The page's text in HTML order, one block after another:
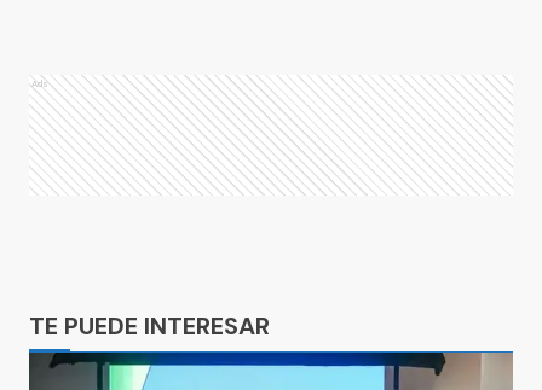
Ads
TE PUEDE INTERESAR